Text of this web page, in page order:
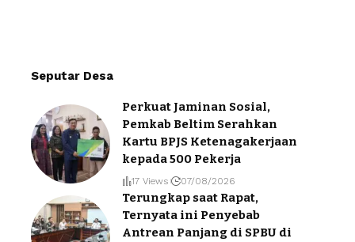
Seputar Desa
Perkuat Jaminan Sosial,
Pemkab Beltim Serahkan
Kartu BPJS Ketenagakerjaan
kepada 500 Pekerja
17 Views 07/08/2026
Terungkap saat Rapat,
Ternyata ini Penyebab
Antrean Panjang di SPBU di